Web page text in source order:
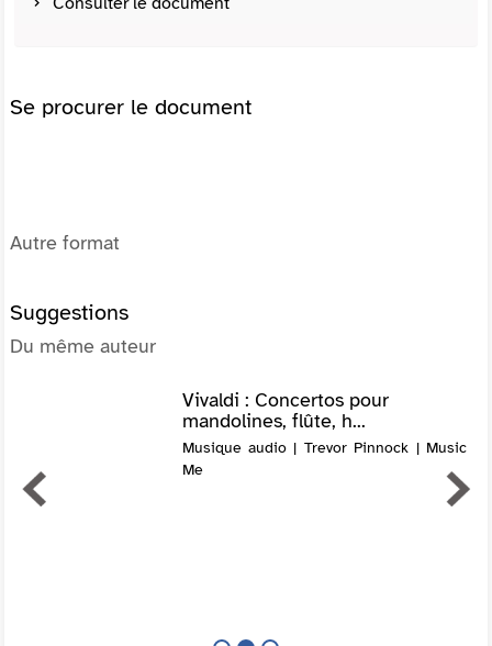
Se procurer le document
Autre format
Suggestions
Du même auteur
Vivaldi : Concertos pour
mandolines, flûte, h...
Musique audio | Trevor Pinnock | Music
Me